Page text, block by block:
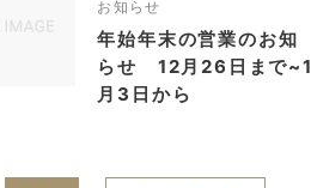
お知らせ
年始年末の営業のお知
らせ 12月26日まで~1
月3日から